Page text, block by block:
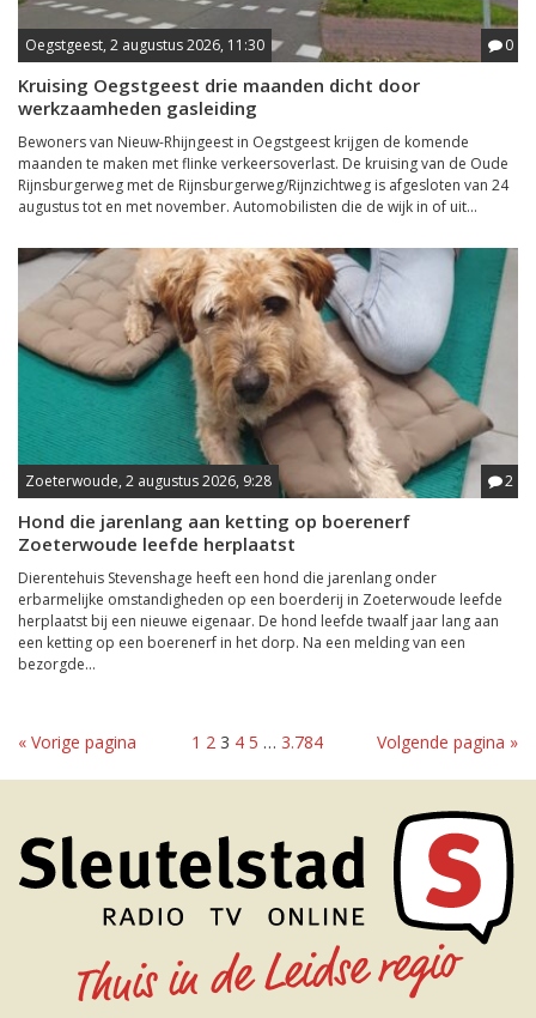
Oegstgeest, 2 augustus 2026, 11:30 0
Kruising Oegstgeest drie maanden dicht door
werkzaamheden gasleiding
Bewoners van Nieuw-Rhijngeest in Oegstgeest krijgen de komende
maanden te maken met flinke verkeersoverlast. De kruising van de Oude
Rijnsburgerweg met de Rijnsburgerweg/Rijnzichtweg is afgesloten van 24
augustus tot en met november. Automobilisten die de wijk in of uit...
Zoeterwoude, 2 augustus 2026, 9:28 2
Hond die jarenlang aan ketting op boerenerf
Zoeterwoude leefde herplaatst
Dierentehuis Stevenshage heeft een hond die jarenlang onder
erbarmelijke omstandigheden op een boerderij in Zoeterwoude leefde
herplaatst bij een nieuwe eigenaar. De hond leefde twaalf jaar lang aan
een ketting op een boerenerf in het dorp. Na een melding van een
bezorgde...
« Vorige pagina 1 2 3 4 5 … 3.784 Volgende pagina »